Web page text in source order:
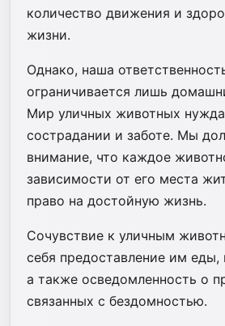
количество движения и
жизни.
Однако, наша
ограничивается лишь
Мир уличных животных
сострадании и заботе. Мы
внимание, что каждое
зависимости от его места
право на достойную жизнь.
Сочувствие к уличным
себя предоставление им
а также осведомленность о
связанных с бездомностью.